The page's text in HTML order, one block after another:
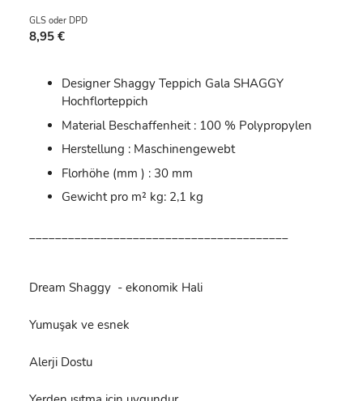
GLS oder DPD
8,95 €
Designer Shaggy Teppich Gala SHAGGY
Hochflorteppich
Material Beschaffenheit : 100 % Polypropylen
Herstellung : Maschinengewebt
Florhöhe (mm ) : 30 mm
Gewicht pro m² kg: 2,1 kg
________________________________________
Dream Shaggy - ekonomik Hali
Yumuşak ve esnek
Alerji Dostu